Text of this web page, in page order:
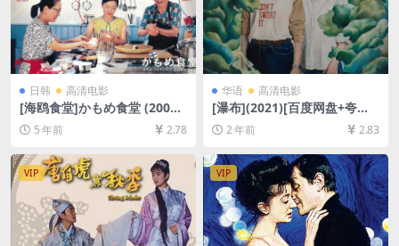
日韩 高清电影
[海鸥食堂]かもめ食堂 (2006)
[百度网盘+迅雷云盘资源1080
P超清未删减][MP4/5.9GB][日
语中字]
5 年前 2.78
华语 高清电影
[瀑布](2021)[百度网盘+夸克
网盘1080P超清未删减资源]
[网盘在线播放/下载][MP4/3.
2GB][中文字幕]
2 年前 2.83
VIP VIP